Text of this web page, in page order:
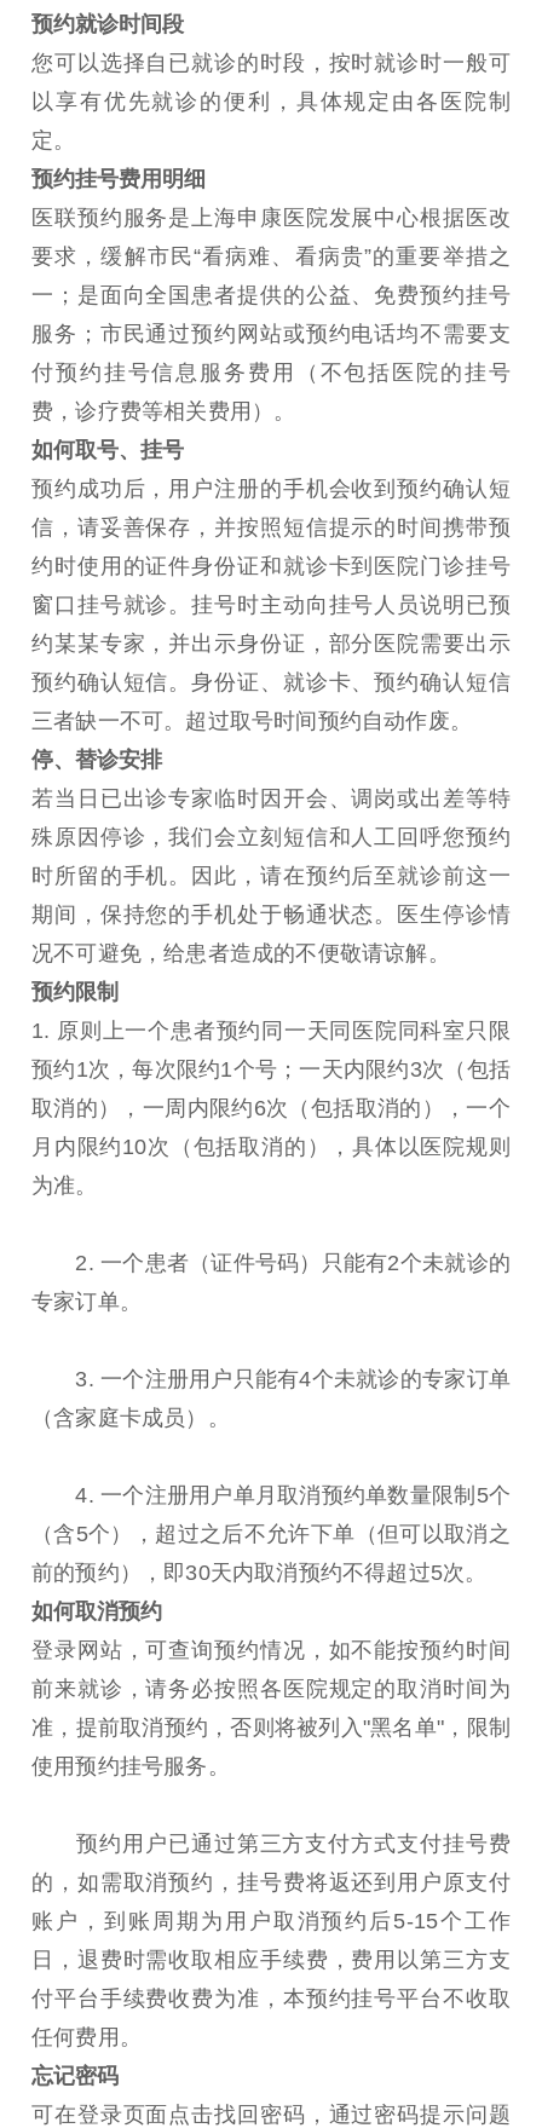
预约就诊时间段
您可以选择自已就诊的时段，按时就诊时一般可
以享有优先就诊的便利，具体规定由各医院制
定。
预约挂号费用明细
医联预约服务是上海申康医院发展中心根据医改
要求，缓解市民“看病难、看病贵”的重要举措之
一；是面向全国患者提供的公益、免费预约挂号
服务；市民通过预约网站或预约电话均不需要支
付预约挂号信息服务费用（不包括医院的挂号
费，诊疗费等相关费用）。
如何取号、挂号
预约成功后，用户注册的手机会收到预约确认短
信，请妥善保存，并按照短信提示的时间携带预
约时使用的证件身份证和就诊卡到医院门诊挂号
窗口挂号就诊。挂号时主动向挂号人员说明已预
约某某专家，并出示身份证，部分医院需要出示
预约确认短信。身份证、就诊卡、预约确认短信
三者缺一不可。超过取号时间预约自动作废。
停、替诊安排
若当日已出诊专家临时因开会、调岗或出差等特
殊原因停诊，我们会立刻短信和人工回呼您预约
时所留的手机。因此，请在预约后至就诊前这一
期间，保持您的手机处于畅通状态。医生停诊情
况不可避免，给患者造成的不便敬请谅解。
预约限制
1. 原则上一个患者预约同一天同医院同科室只限
预约1次，每次限约1个号；一天内限约3次（包括
取消的），一周内限约6次（包括取消的），一个
月内限约10次（包括取消的），具体以医院规则
为准。
2. 一个患者（证件号码）只能有2个未就诊的
专家订单。
3. 一个注册用户只能有4个未就诊的专家订单
（含家庭卡成员）。
4. 一个注册用户单月取消预约单数量限制5个
（含5个），超过之后不允许下单（但可以取消之
前的预约），即30天内取消预约不得超过5次。
如何取消预约
登录网站，可查询预约情况，如不能按预约时间
前来就诊，请务必按照各医院规定的取消时间为
准，提前取消预约，否则将被列入"黑名单"，限制
使用预约挂号服务。
预约用户已通过第三方支付方式支付挂号费
的，如需取消预约，挂号费将返还到用户原支付
账户，到账周期为用户取消预约后5-15个工作
日，退费时需收取相应手续费，费用以第三方支
付平台手续费收费为准，本预约挂号平台不收取
任何费用。
忘记密码
可在登录页面点击找回密码，通过密码提示问题